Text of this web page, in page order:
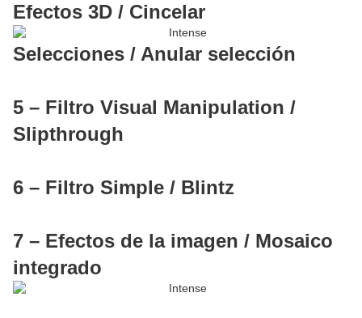
Efectos 3D / Cincelar
Selecciones / Anular selección
5 – Filtro Visual Manipulation /
Slipthrough
6 – Filtro Simple / Blintz
7 – Efectos de la imagen / Mosaico
integrado